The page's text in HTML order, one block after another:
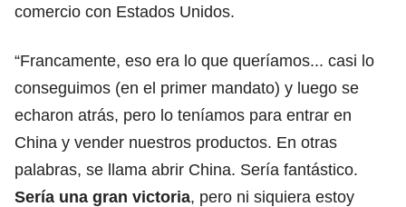
comercio con Estados Unidos.
“Francamente, eso era lo que queríamos... casi lo
conseguimos (en el primer mandato) y luego se
echaron atrás, pero lo teníamos para entrar en
China y vender nuestros productos. En otras
palabras, se llama abrir China. Sería fantástico.
Sería una gran victoria, pero ni siquiera estoy